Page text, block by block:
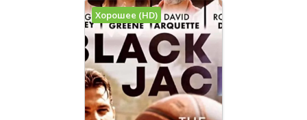
Хорошее (HD)